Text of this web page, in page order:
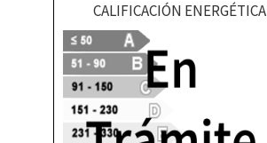
CALIFICACIÓN ENERGÉTICA